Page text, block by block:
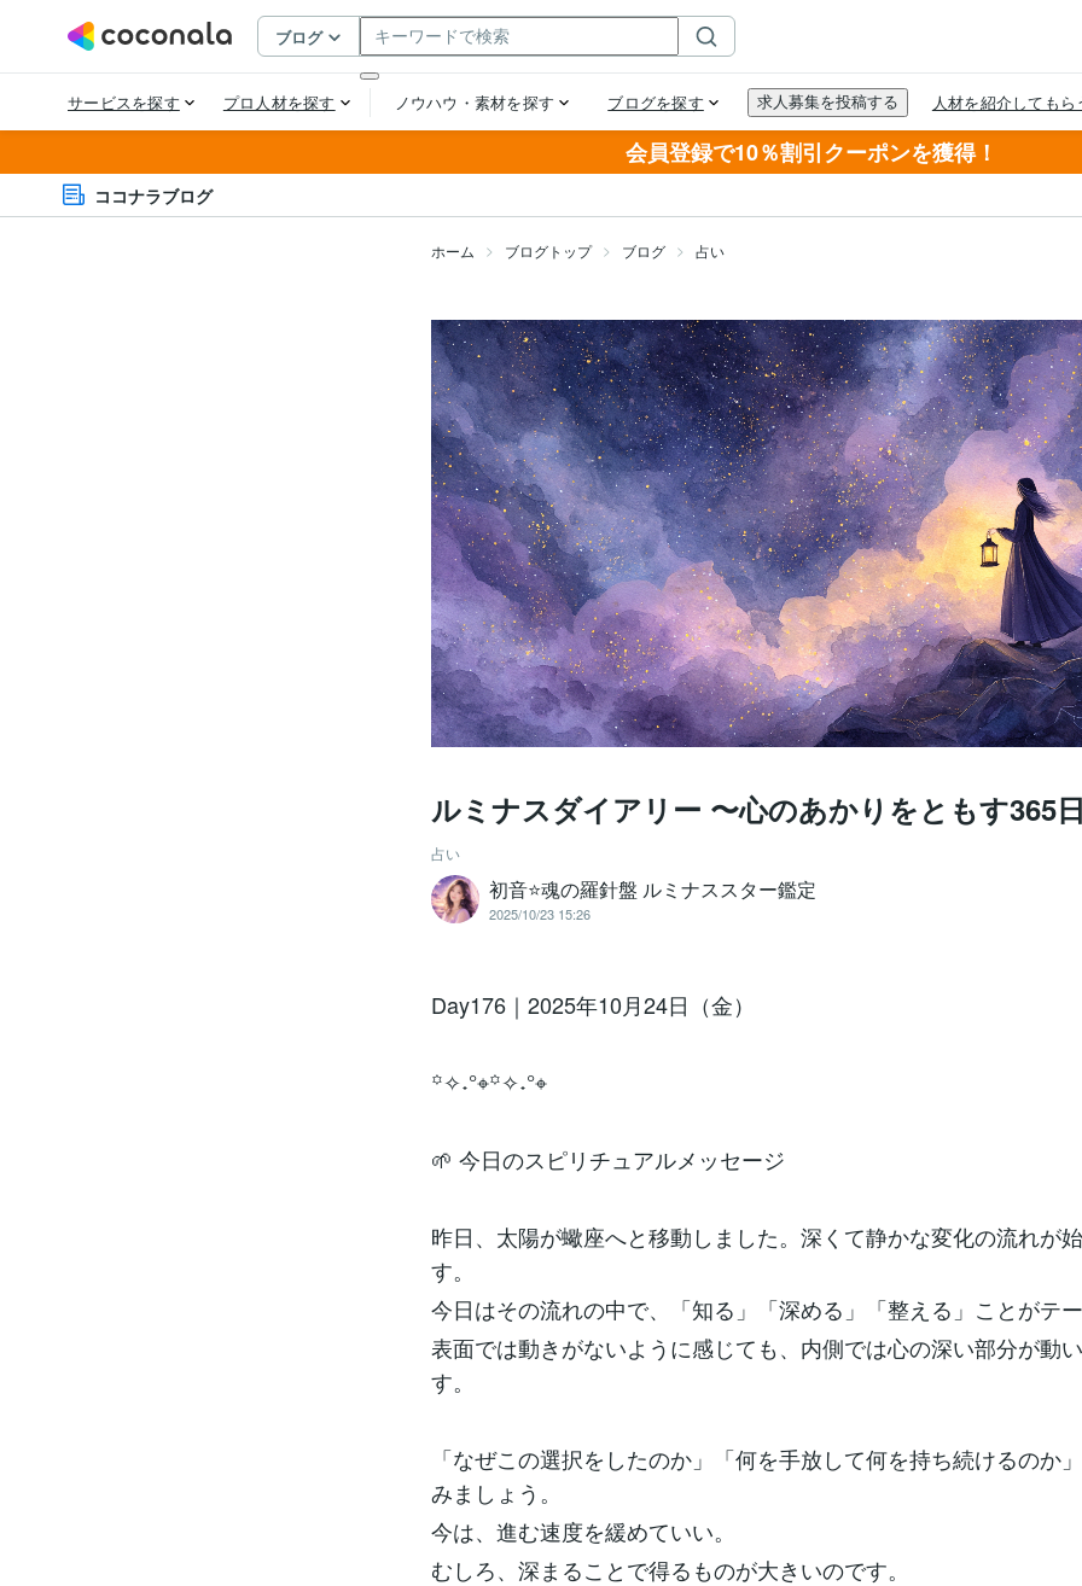
会員登録で10％割引クーポンを獲得！
ココナラブログ
ホーム ブログトップ ブログ 占い
ルミナスダイアリー 〜心のあかりをともす365
占い
初音⭐️魂の羅針盤 ルミナススター鑑定
2025/10/23 15:26
Day176｜2025年10月24日（金）
꙳✧˖°⌖꙳✧˖°⌖
🌱 今日のスピリチュアルメッセージ
昨日、太陽が蠍座へと移動しました。深くて静かな変化の流れが
す。
今日はその流れの中で、「知る」「深める」「整える」ことがテ
表面では動きがないように感じても、内側では心の深い部分が動
す。
「なぜこの選択をしたのか」「何を手放して何を持ち続けるのか
みましょう。
今は、進む速度を緩めていい。
むしろ、深まることで得るものが大きいのです。